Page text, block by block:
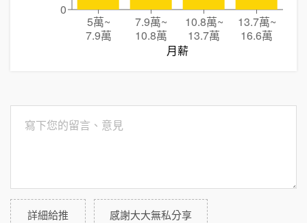
5萬~
7.9萬
7.9萬~
10.8萬
10.8萬~
13.7萬
13.7萬~
16.6萬
月薪
0
詳細給推 感謝大大無私分享